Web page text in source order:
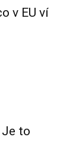
v EU ví
Je to